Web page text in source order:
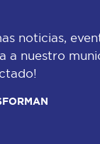
noticias,
a nuestro